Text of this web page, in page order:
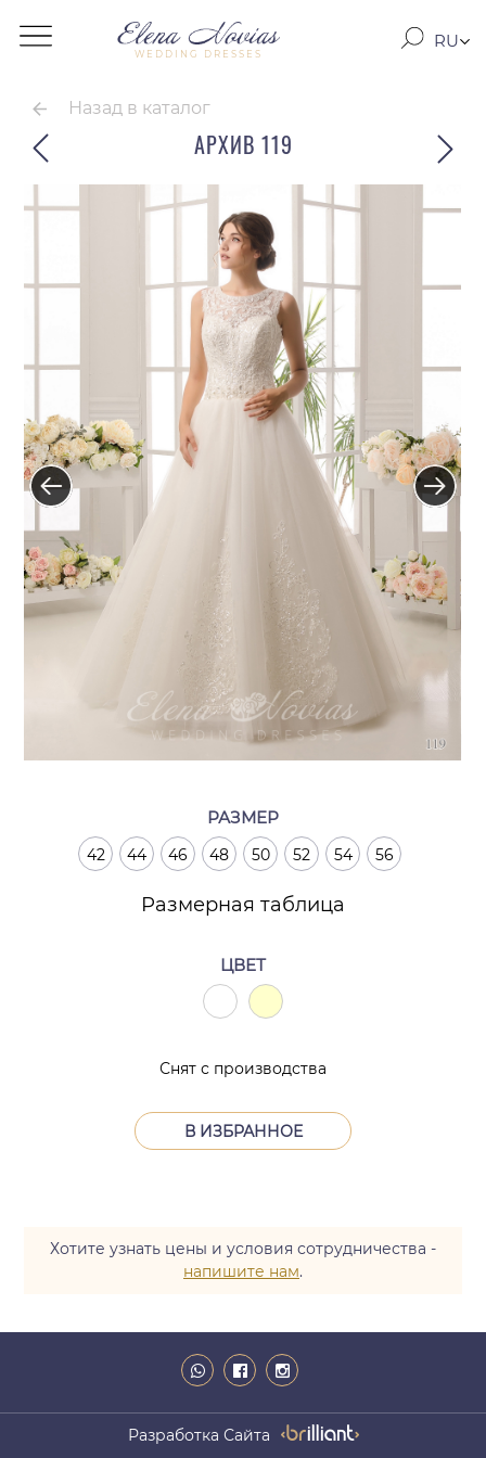
WEDDING DRESSES
RU
Назад в каталог
АРХИВ 119
РАЗМЕР
42 44 46 48 50 52 54 56
Размерная таблица
ЦВЕТ
В ИЗБРАННОЕ
Снят с производства
Хотите узнать цены и условия сотрудничества -
напишите нам.
Разработка Сайта